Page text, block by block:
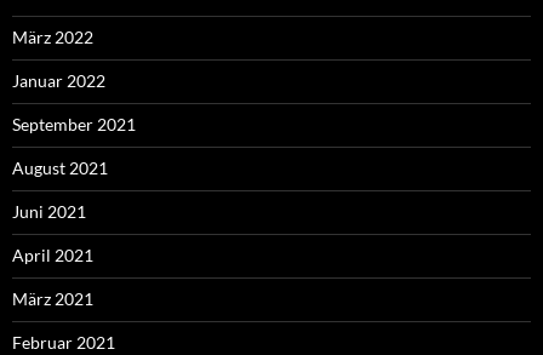
März 2022
Januar 2022
September 2021
August 2021
Juni 2021
April 2021
März 2021
Februar 2021